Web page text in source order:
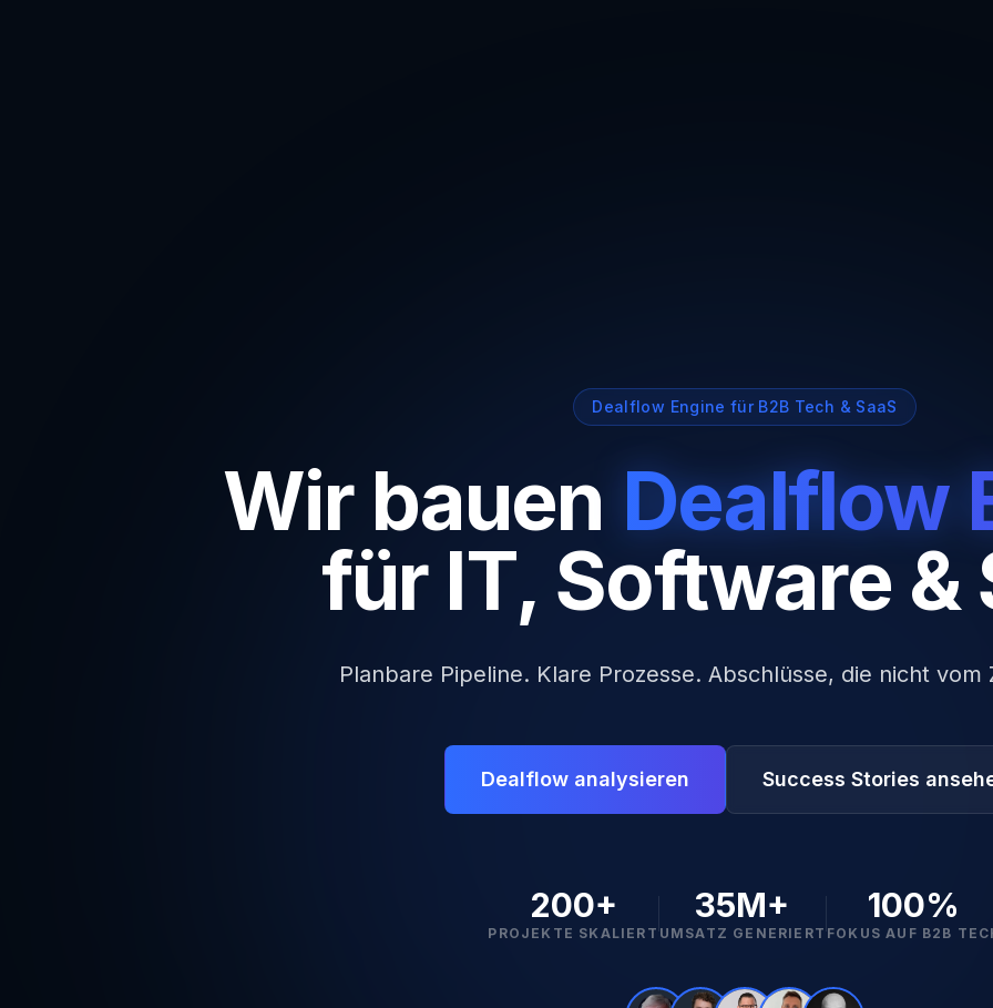
Dealflow Engine für B2B Tech & SaaS
Wir bauen Dealflow
für IT, Software &
Planbare Pipeline. Klare Prozesse. Abschlüsse, die nicht vom
Dealflow analysieren Success Stories
200+
PROJEKTE SKALIERT
35M+
UMSATZ GENERIERT
100%
FOKUS AUF B2B